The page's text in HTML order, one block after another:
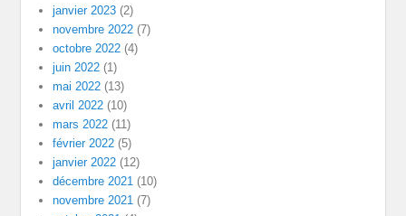
janvier 2023 (2)
novembre 2022 (7)
octobre 2022 (4)
juin 2022 (1)
mai 2022 (13)
avril 2022 (10)
mars 2022 (11)
février 2022 (5)
janvier 2022 (12)
décembre 2021 (10)
novembre 2021 (7)